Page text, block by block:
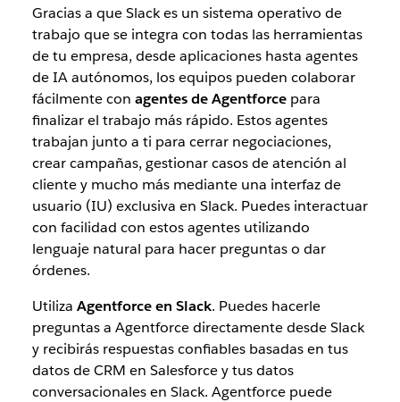
Gracias a que Slack es un sistema operativo de
trabajo que se integra con todas las herramientas
de tu empresa, desde aplicaciones hasta agentes
de IA autónomos, los equipos pueden colaborar
fácilmente con agentes de Agentforcepara
finalizar el trabajo más rápido. Estos agentes
trabajan junto a ti para cerrar negociaciones,
crear campañas, gestionar casos de atención al
cliente y mucho más mediante una interfaz de
usuario (IU) exclusiva en Slack. Puedes interactuar
con facilidad con estos agentes utilizando
lenguaje natural para hacer preguntas o dar
órdenes.
Utiliza Agentforce en Slack. Puedes hacerle
preguntas a Agentforce directamente desde Slack
y recibirás respuestas confiables basadas en tus
datos de CRM en Salesforce y tus datos
conversacionales en Slack. Agentforce puede